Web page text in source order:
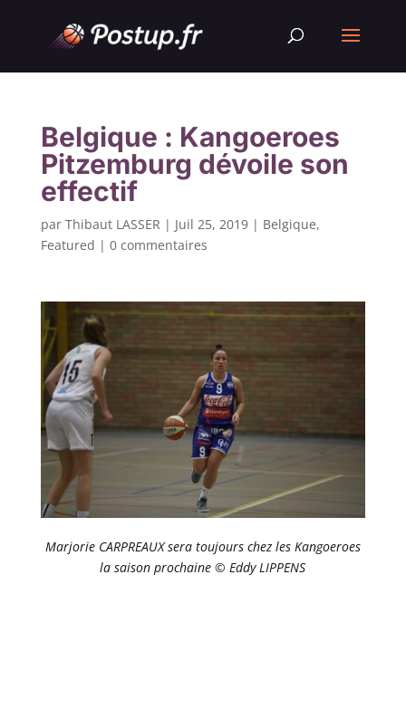
Belgique : Kangoeroes
Pitzemburg dévoile son
effectif
par Thibaut LASSER | Juil 25, 2019| Belgique,
Featured | 0 commentaires
Marjorie CARPREAUX sera toujours chez les Kangoeroes
la saison prochaine © Eddy LIPPENS